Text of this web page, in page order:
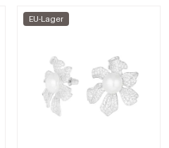
EU-Lager